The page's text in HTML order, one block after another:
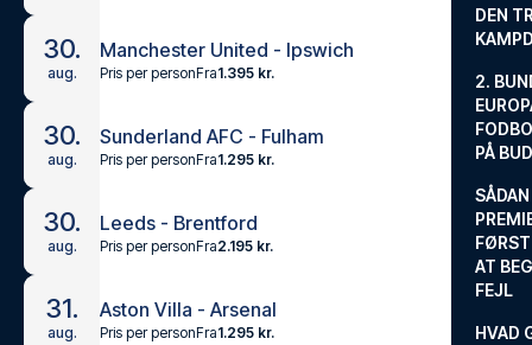
DEN
2.
PÅ
AT
FEJL
HVAD
30.
aug.
Manchester United - Ipswich
Pris per personFra1.395 kr.
30.
aug.
Sunderland AFC - Fulham
Pris per personFra1.295 kr.
30.
aug.
Leeds - Brentford
Pris per personFra2.195 kr.
31.
aug.
Aston Villa - Arsenal
Pris per personFra1.295 kr.